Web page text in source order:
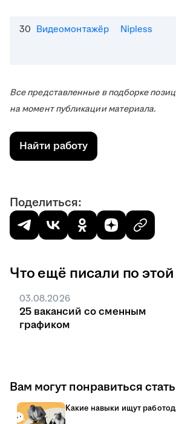
30 Видеомонтажёр Nipless
Все представленные в подборке
на момент публикации материала.
Найти работу
Поделиться:
Что ещё писали по
03.08.2026
25 вакансий со сменным
графиком
Вам могут понравиться
Какие навыки ищут